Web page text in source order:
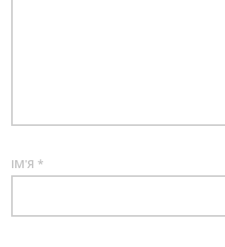
ІМ'Я *